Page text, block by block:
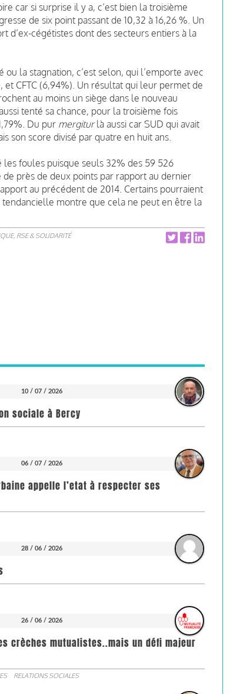
car si surprise il y a, c’est bien la troisième
de six point passant de 10,32 à 16,26 %. Un
d’ex-cégétistes dont des secteurs entiers à la
la stagnation, c’est selon, qui l’emporte avec
et CFTC (6,94%). Un résultat qui leur permet de
au moins un siège dans le nouveau
tenté sa chance, pour la troisième fois
Du pur mergiturlà aussi car SUD qui avait
son score divisé par quatre en huit ans.
foules puisque seuls 32% des 59 526
près de deux points par rapport au dernier
au précédent de 2014. Certains pourraient
montre que cela ne peut en être la
RSE & SOLIDARITÉ
10 / 07 / 2026
sociale à Bercy
06 / 07 / 2026
appelle l’etat à respecter ses
28 / 06 / 2026
26 / 06 / 2026
crèches mutualistes..mais un défi majeur
RELATIONS SOCIALES